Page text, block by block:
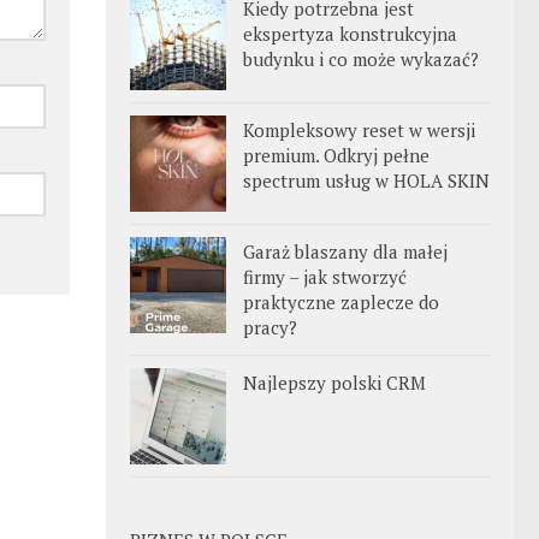
Kiedy potrzebna jest
ekspertyza konstrukcyjna
budynku i co może wykazać?
Kompleksowy reset w wersji
premium. Odkryj pełne
spectrum usług w HOLA SKIN
Garaż blaszany dla małej
firmy – jak stworzyć
praktyczne zaplecze do
pracy?
Najlepszy polski CRM